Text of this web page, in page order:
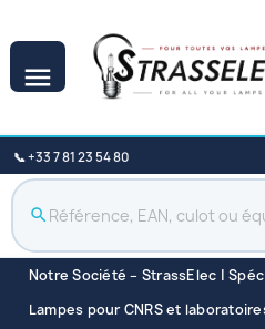

📞 +33 7 81 23 54 80
search
Notre Société – StrassElec |
Lampes pour CNRS et